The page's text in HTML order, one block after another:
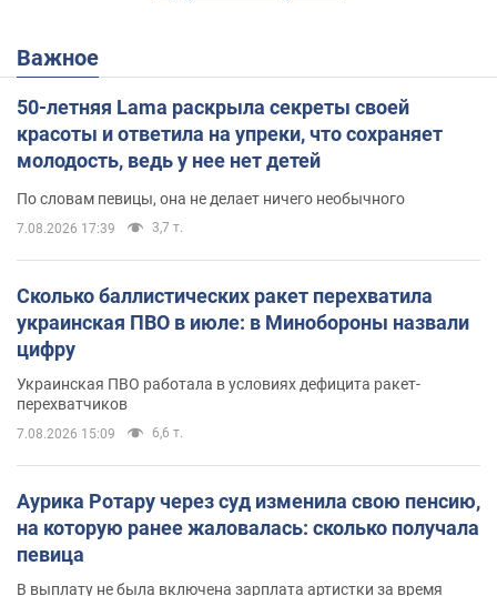
Важное
50-летняя Lama раскрыла секреты своей
красоты и ответила на упреки, что сохраняет
молодость, ведь у нее нет детей
По словам певицы, она не делает ничего необычного
7.08.2026 17:39 3,7 т.
Сколько баллистических ракет перехватила
украинская ПВО в июле: в Минобороны назвали
цифру
Украинская ПВО работала в условиях дефицита ракет-
перехватчиков
7.08.2026 15:09 6,6 т.
Аурика Ротару через суд изменила свою пенсию,
на которую ранее жаловалась: сколько получала
певица
В выплату не была включена зарплата артистки за время